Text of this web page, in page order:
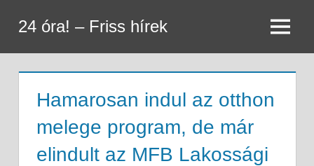
content
24 óra! – Friss hírek Menu
Hamarosan indul az otthon
melege program, de már
elindult az MFB Lakossági